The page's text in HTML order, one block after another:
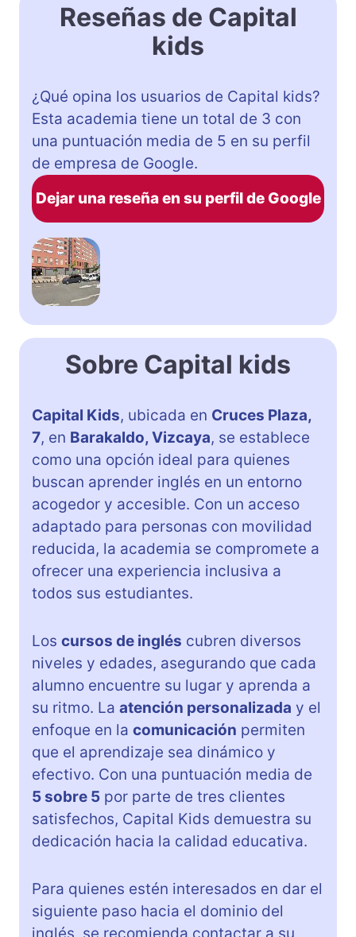
Reseñas de Capital
kids
¿Qué opina los usuarios de Capital kids?
Esta academia tiene un total de 3 con
una puntuación media de 5 en su perfil
de empresa de Google.
Dejar una reseña en su perfil de Google
Sobre Capital kids
Capital Kids, ubicada en Cruces Plaza,
7, en Barakaldo, Vizcaya, se establece
como una opción ideal para quienes
buscan aprender inglés en un entorno
acogedor y accesible. Con un acceso
adaptado para personas con movilidad
reducida, la academia se compromete a
ofrecer una experiencia inclusiva a
todos sus estudiantes.
Los cursos de inglés cubren diversos
niveles y edades, asegurando que cada
alumno encuentre su lugar y aprenda a
su ritmo. La atención personalizada y el
enfoque en la comunicación permiten
que el aprendizaje sea dinámico y
efectivo. Con una puntuación media de
5 sobre 5 por parte de tres clientes
satisfechos, Capital Kids demuestra su
dedicación hacia la calidad educativa.
Para quienes estén interesados en dar el
siguiente paso hacia el dominio del
inglés, se recomienda contactar a su